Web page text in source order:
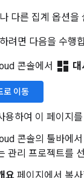
다른 집계 옵션
려면 다음을 수행
콘솔에서 dashboard 대
로 이동
용하여 이 페이지
콘솔의 툴바에
관리 프로젝트를
요 페이지에서 복